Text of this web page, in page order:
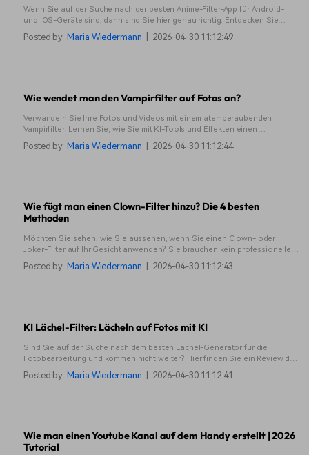
Wenn Sie auf der Suche nach der besten Anime-Filter-App für Android-
und iOS-Geräte sind, dann sind Sie hier genau richtig. Entdecken Sie
Filmora und sehen Sie, warum es unsere erste Wahl ist.
Posted by Maria Wiedermann 2026-04-30 11:12:49
Wie wendet man den Vampirfilter auf Fotos an?
Verwandeln Sie Ihre Fotos und Videos mit einem atemberaubenden
Vampirfilter! Lernen Sie, wie Sie mit KI-Tools und Effekten einen
gruseligen Vampir-Look für eine realistische, unheimliche Verwandlung
erzeugen.
Posted by Maria Wiedermann 2026-04-30 11:12:44
Wie fügt man einen Clown-Filter hinzu? Die 4 besten
Methoden
Möchten Sie sehen, wie Sie aussehen, wenn Sie einen Clown- oder
Joker-Filter auf Ihr Gesicht anwenden? Sie brauchen kein professionelles
Fachwissen und können ganz einfach einen Clown-Filter verwenden, mit
dem Sie mit nur einem Klick einen Joker- oder Kronen-Look kreieren
Posted by Maria Wiedermann 2026-04-30 11:12:43
KI Lächel-Filter: Lächeln auf Fotos mit KI
Sind Sie auf der Suche nach dem besten Lächel-Generator für die
Fotobearbeitung und kommen nicht weiter? Hier finden Sie ein Review der
besten KI-Lächel-Generatoren, die Sie verwenden können.
Posted by Maria Wiedermann 2026-04-30 11:12:41
Wie man einen Youtube Kanal auf dem Handy erstellt | 2026
Tutorial